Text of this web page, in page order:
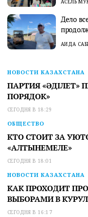
АСЕЛЬ
Дело
АИДА
НОВОСТИ КАЗАХСТАНА
ПАРТИЯ «ӘДІЛЕТ»
ПОРЯДОК»
СЕГОДНЯ В 18:29
ОБЩЕСТВО
КТО СТОИТ ЗА
«АЛТЫНЕМЕЛЕ»
СЕГОДНЯ В 18:01
НОВОСТИ КАЗАХСТАНА
КАК ПРОХОДИТ
ВЫБОРАМИ В
СЕГОДНЯ В 16:17